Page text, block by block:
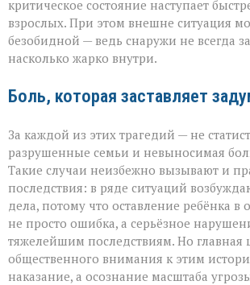
критическое состояние наступает
взрослых. При этом внешне ситуация
безобидной — ведь снаружи не всегда
насколько жарко внутри.
Боль, которая заставляет
За каждой из этих трагедий — не
разрушенные семьи и невыносимая
Такие случаи неизбежно вызывают и
последствия: в ряде ситуаций
дела, потому что оставление ребёнка в
не просто ошибка, а серьёзное
тяжелейшим последствиям. Но главная
общественного внимания к этим
наказание, а осознание масштаба